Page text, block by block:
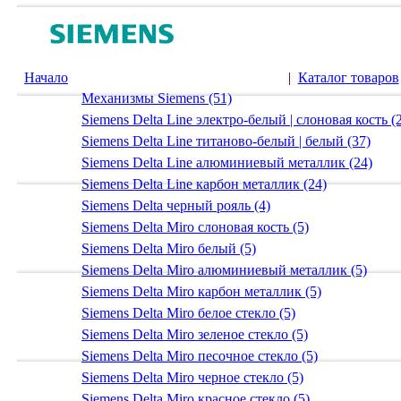
Начало | Каталог товаров
Механизмы Siemens (51)
Siemens Delta Line электро-белый | слоновая кость
Siemens Delta Line титаново-белый | белый (37)
Siemens Delta Line алюминиевый металлик (24)
Siemens Delta Line карбон металлик (24)
Siemens Delta черный рояль (4)
Siemens Delta Miro слоновая кость (5)
Siemens Delta Miro белый (5)
Siemens Delta Miro алюминиевый металлик (5)
Siemens Delta Miro карбон металлик (5)
Siemens Delta Miro белое стекло (5)
Siemens Delta Miro зеленое стекло (5)
Siemens Delta Miro песочное стекло (5)
Siemens Delta Miro черное стекло (5)